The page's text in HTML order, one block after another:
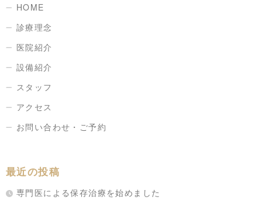
HOME
診療理念
医院紹介
設備紹介
スタッフ
アクセス
お問い合わせ・ご予約
最近の投稿
専門医による保存治療を始めました